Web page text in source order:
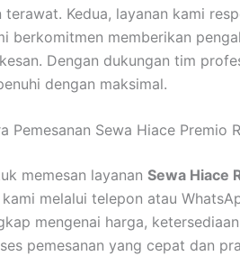
terawat. Kedua, layanan kami
berkomitmen memberikan
Dengan dukungan tim
dengan maksimal.
Pemesanan Sewa Hiace Premio
memesan layanan Sewa Hiace
melalui telepon atau
mengenai harga,
pemesanan yang cepat dan